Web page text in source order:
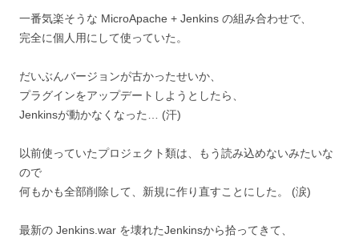
一番気楽そうな MicroApache + Jenkins の組み合わせで、
完全に個人用にして使っていた。
だいぶんバージョンが古かったせいか、
プラグインをアップデートしようとしたら、
Jenkinsが動かなくなった… (汗)
以前使っていたプロジェクト類は、もう読み込めないみたいな
ので
何もかも全部削除して、新規に作り直すことにした。 (涙)
最新の Jenkins.war を壊れたJenkinsから拾ってきて、